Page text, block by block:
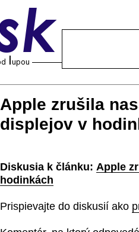
Apple zrušila
displejov v
Diskusia k článku: Apple
hodinkách
Prispievajte do diskusií ako